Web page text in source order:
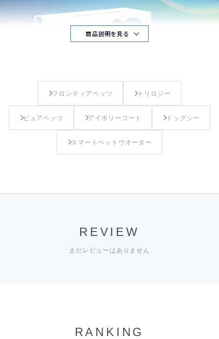
商品説明を見る
フロンティアペッツ トリロジー
ピュアペッツ アイボリーコート ドッグシー
スマートペットウオーター
REVIEW
まだレビューはありません
RANKING